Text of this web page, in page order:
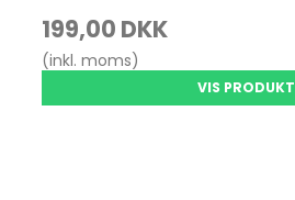
199,00 DKK
(inkl. moms)
VIS PRODUKT